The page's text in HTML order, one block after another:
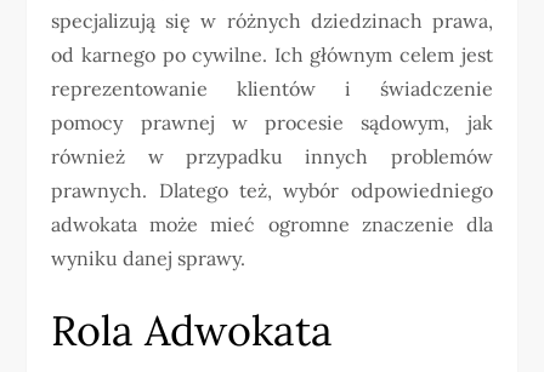
specjalizują się w różnych dziedzinach prawa,
od karnego po cywilne. Ich głównym celem jest
reprezentowanie klientów i świadczenie
pomocy prawnej w procesie sądowym, jak
również w przypadku innych problemów
prawnych. Dlatego też, wybór odpowiedniego
adwokata może mieć ogromne znaczenie dla
wyniku danej sprawy.
Rola Adwokata